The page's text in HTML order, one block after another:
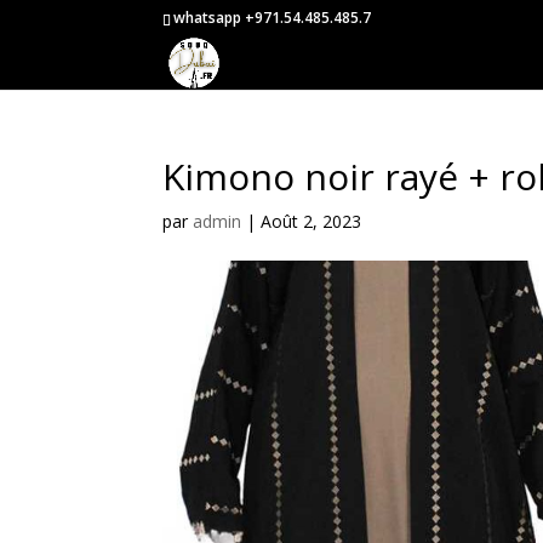
whatsapp +971.54.485.485.7
Kimono noir rayé +
par admin |Août 2, 2023